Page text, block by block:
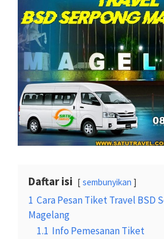
Daftar isi sembunyikan
1 Cara Pesan Tiket Travel BSD
Magelang
1.1 Info Pemesanan Tiket